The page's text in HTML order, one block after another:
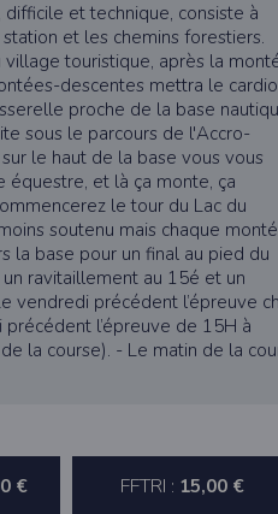
et technique, consiste à
et les chemins forestiers.
touristique, après la
descentes mettra le
proche de la base
sous le parcours de l'Accro-
le haut de la base vous vous
et là ça monte, ça
le tour du Lac du
soutenu mais chaque
la base pour un final au pied du
ravitaillement au 15é et un
vendredi précédent l’épreuve
l’épreuve de 15H à
la course). - Le matin de la
€ FFTRI : 15,00 €
.
et accédez à la section
cookies.
cookies
envoyé à votre navigateur depuis
fins : nous les employons
compter les visiteurs d'une
directive européenne : La
1978 relative à l'informatique et
le numéro 2011834.
étant obligatoires lors de
le site nous permettent
Les données collectées et